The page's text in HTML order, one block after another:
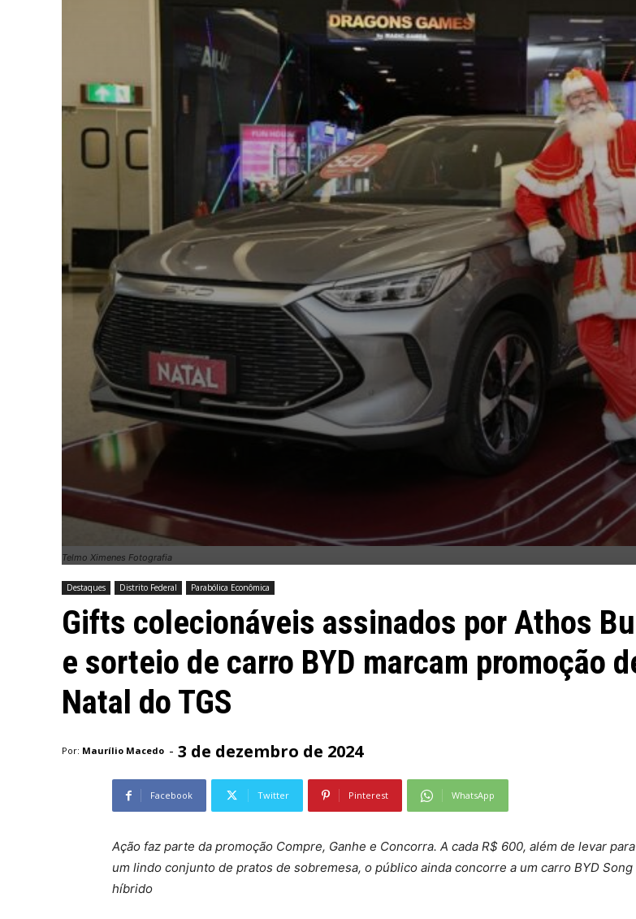
Telmo Ximenes Fotografia
Destaques Distrito Federal Parabólica Econômica
Gifts colecionáveis assinados por Athos
e sorteio de carro BYD marcam promoção
Natal do TGS
Por: Maurílio Macedo - 3 de dezembro de 2024
Facebook Twitter Pinterest WhatsApp
Ação faz parte da promoção Compre, Ganhe e Concorra. A cada R$ 600, além de levar
um lindo conjunto de pratos de sobremesa, o público ainda concorre a um carro BYD Song
híbrido